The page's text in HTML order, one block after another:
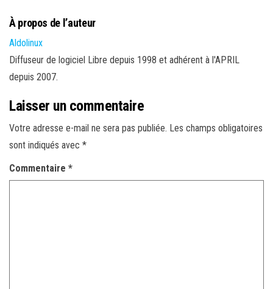
À propos de l’auteur
Aldolinux
Diffuseur de logiciel Libre depuis 1998 et adhérent à l'APRIL
depuis 2007.
Laisser un commentaire
Votre adresse e-mail ne sera pas publiée. Les champs obligatoires
sont indiqués avec *
Commentaire *